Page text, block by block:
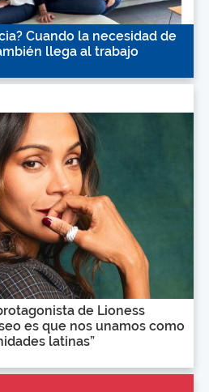
Cuando la necesidad de
llega al trabajo
de Lioness
es que nos unamos como
latinas”